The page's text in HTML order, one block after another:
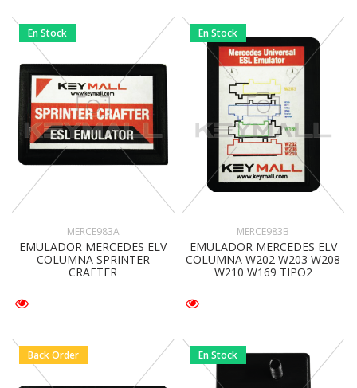
En Stock
MERCE983A
EMULADOR MERCEDES ELV
COLUMNA SPRINTER
CRAFTER
En Stock
MERCE983B
EMULADOR MERCEDES ELV
COLUMNA W202 W203 W208
W210 W169 TIPO2
Back Order En Stock